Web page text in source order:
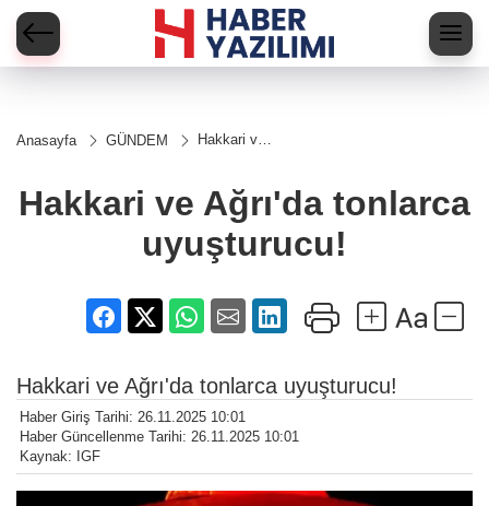
Anasayfa GÜNDEM
Hakkari ve
uyuşturucu!
Hakkari ve Ağrı'da tonlarca
uyuşturucu!
Hakkari ve Ağrı'da tonlarca uyuşturucu!
Haber Giriş Tarihi: 26.11.2025 10:01
Haber Güncellenme Tarihi: 26.11.2025 10:01
Kaynak: IGF